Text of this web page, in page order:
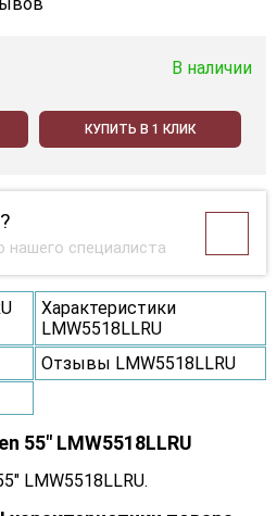
В наличии
КУПИТЬ В 1 КЛИК
нашего специалиста
Характеристики
LMW5518LLRU
Отзывы LMW5518LLRU
55" LMW5518LLRU
LMW5518LLRU.